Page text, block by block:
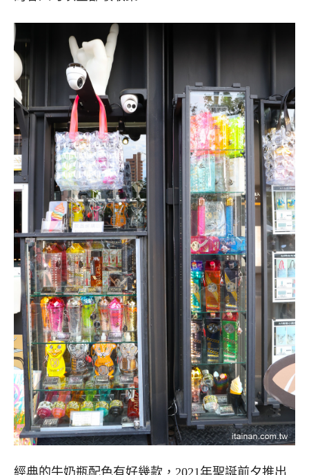
經典的牛奶瓶配色有好幾款，2021年聖誕前夕推出